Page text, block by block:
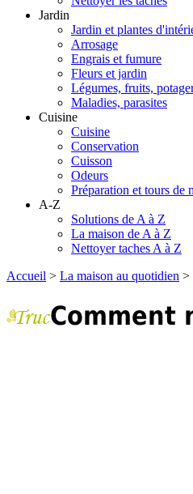
Jardin
Jardin et plantes
Arrosage
Engrais et fumure
Fleurs et jardin
Légumes, fruits,
Maladies, parasites
Cuisine
Cuisine
Conservation
Cuisson
Odeurs
Préparation et tours de
A-Z
Solutions de A à Z
La maison de A à Z
Nettoyer taches A à Z
Accueil > La maison au quotidien >
Comment